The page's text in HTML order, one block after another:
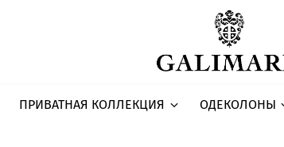
ПРИВАТНАЯ КОЛЛЕКЦИЯ ОДЕКОЛОНЫ